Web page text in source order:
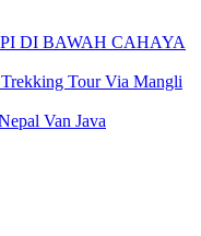
DI BAWAH CAHAYA
Tour Via Mangli
Van Java